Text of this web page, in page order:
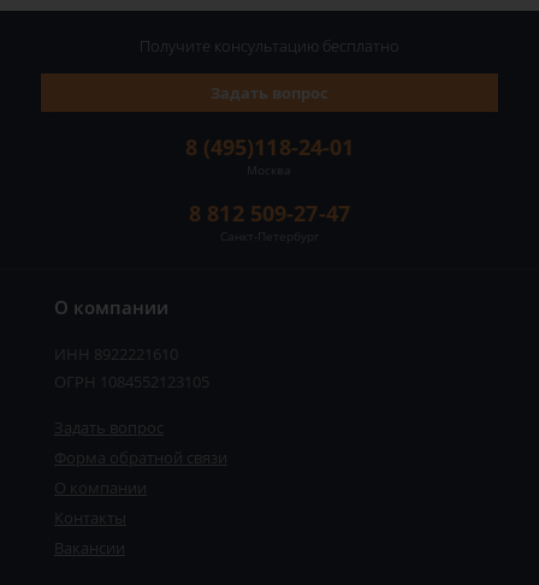
О компании
ИНН 8922221610
ОГРН 1084552123105
Задать вопрос
Форма обратной связи
О компании
Контакты
Вакансии
8 (495)118-24-01
Москва
8 812 509-27-47
Санкт-Петербург
Задать вопрос
Получите консультацию бесплатно